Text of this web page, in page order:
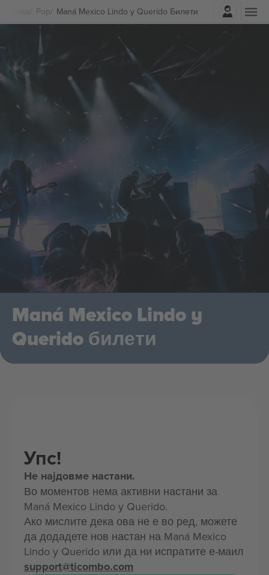
Pop Maná Mexico Lindo y Querido Билети
Најави се
Maná Mexico Lindo y
Querido билети
Упс!
Не најдовме настани.
Во моментов нема активни настани за
Maná Mexico Lindo y Querido.
Ако мислите дека ова не е во ред, можете
да додадете нов настан на Maná Mexico
Lindo y Querido или да ни испратите е-маил
support@ticombo.com